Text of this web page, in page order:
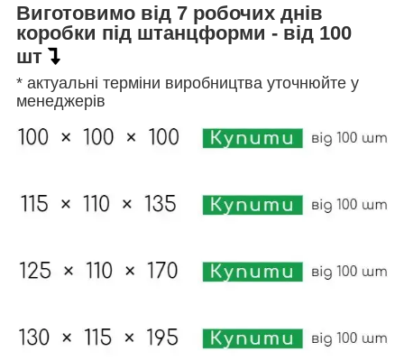
Виготовимо від 7 робочих днів
коробки під штанцформи - від 100
шт
* актуальні терміни виробництва уточнюйте у
менеджерів